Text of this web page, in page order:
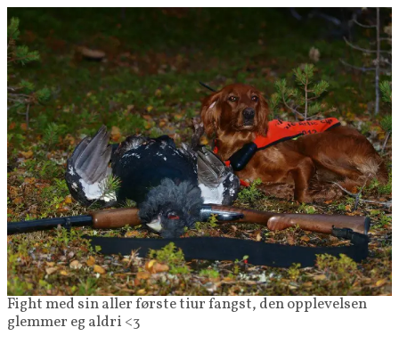
Fight med sin aller første tiur fangst, den opplevelsen
glemmer eg aldri <3